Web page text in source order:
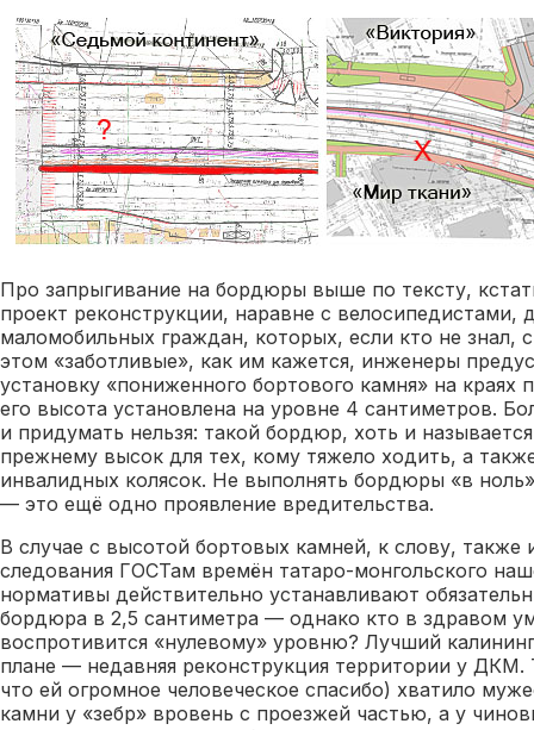
Про запрыгивание на бордюры выше по тексту,
проект реконструкции, наравне с велосипедистами,
маломобильных граждан, которых, если кто не знал,
этом «заботливые», как им кажется, инженеры
установку «пониженного бортового камня» на
его высота установлена на уровне 4 сантиметров.
и придумать нельзя: такой бордюр, хоть и
прежнему высок для тех, кому тяжело ходить, а
инвалидных колясок. Не выполнять бордюры «в
— это ещё одно проявление вредительства.
В случае с высотой бортовых камней, к слову, также
следования ГОСТам времён татаро-монгольского
нормативы действительно устанавливают
бордюра в 2,5 сантиметра — однако кто в здравом
воспротивится «нулевому» уровню? Лучший
плане — недавняя реконструкция территории у
что ей огромное человеческое спасибо) хватило
камни у «зебр» вровень с проезжей частью, а у